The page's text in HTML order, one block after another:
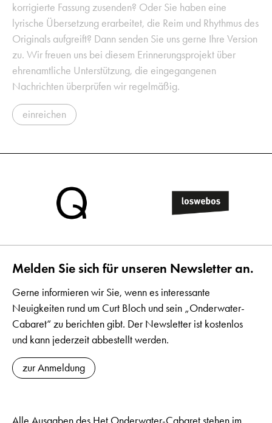
korrigierte Fassung zusenden? Oder Sie haben eine
lyrische Übersetzung erarbeitet, die Reim und Rhythmus des
Originals aufgreift? Dann senden Sie uns gerne Ihre Version
zu. Wir freuen uns bei diesem Erinnerungsprojekt über
ehrenamtliche Unterstützung, die eingegangenen
Nachrichten überprüfen wir regelmäßig.
einreichen
Melden Sie sich für unseren Newsletter an.
Gerne informieren wir Sie, wenn es interessante
Neuigkeiten rund um Curt Bloch und sein „Onderwater-
Cabaret“ zu berichten gibt. Der Newsletter ist kostenlos
und kann jederzeit abbestellt werden.
zur Anmeldung